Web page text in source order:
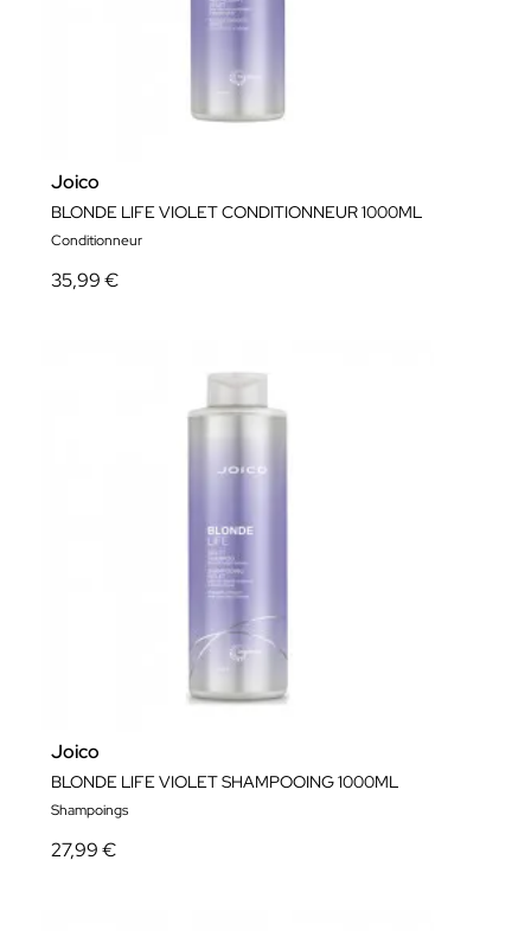
Joico
BLONDE LIFE VIOLET CONDITIONNEUR 1000ML
Conditionneur
35,99 €
Joico
BLONDE LIFE VIOLET SHAMPOOING 1000ML
Shampoings
27,99 €